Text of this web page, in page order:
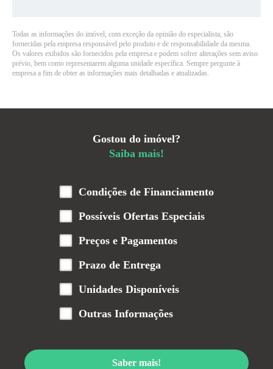
Todas as informações do imóvel, com exceção da opinião do especialista, são
fornecidas pela empresa responsável pelo produto e de responsabilidade da mesma.
Os valores exibidos são fornecidos pela empresa e podem sofrer alterações sem aviso
prévio, bem como representarem alguma unidade específica. Sempre pergunte à
empresa a fim de obter as informações mais detalhadas e atualizadas.
Gostou do imóvel?
Saiba mais!
Condições de Financiamento
Possíveis Ofertas Especiais
Preços e Pagamentos
Prazo de Entrega
Unidades Disponíveis
Outras Informações
Saber mais!